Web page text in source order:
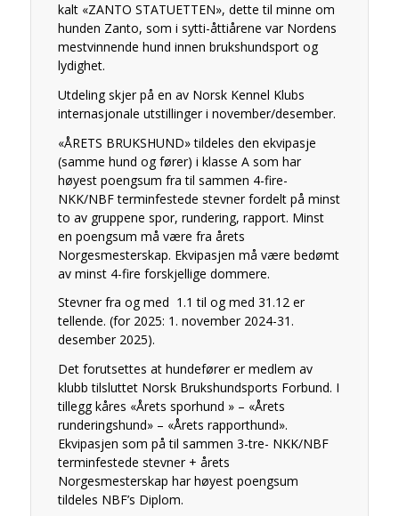
kalt «ZANTO STATUETTEN», dette til minne om
hunden Zanto, som i sytti-åttiårene var Nordens
mestvinnende hund innen brukshundsport og
lydighet.
Utdeling skjer på en av Norsk Kennel Klubs
internasjonale utstillinger i november/desember.
«ÅRETS BRUKSHUND» tildeles den ekvipasje
(samme hund og fører) i klasse A som har
høyest poengsum fra til sammen 4-fire-
NKK/NBF terminfestede stevner fordelt på minst
to av gruppene spor, rundering, rapport. Minst
en poengsum må være fra årets
Norgesmesterskap. Ekvipasjen må være bedømt
av minst 4-fire forskjellige dommere.
Stevner fra og med 1.1 til og med 31.12 er
tellende. (for 2025: 1. november 2024-31.
desember 2025).
Det forutsettes at hundefører er medlem av
klubb tilsluttet Norsk Brukshundsports Forbund. I
tillegg kåres «Årets sporhund » – «Årets
runderingshund» – «Årets rapporthund».
Ekvipasjen som på til sammen 3-tre- NKK/NBF
terminfestede stevner + årets
Norgesmesterskap har høyest poengsum
tildeles NBF’s Diplom.